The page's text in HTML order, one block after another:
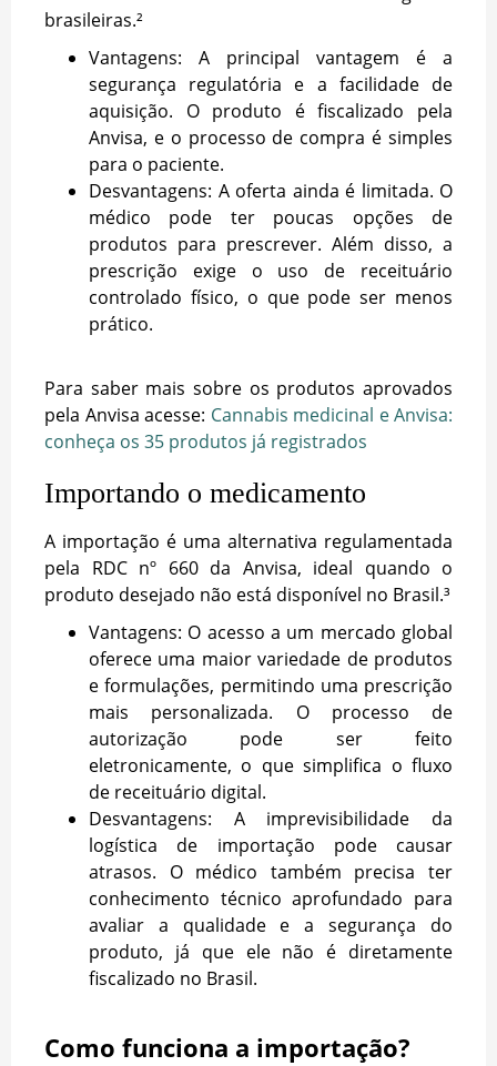
brasileiras.²
Vantagens: A principal vantagem é a
segurança regulatória e a facilidade de
aquisição. O produto é fiscalizado pela
Anvisa, e o processo de compra é simples
para o paciente.
Desvantagens: A oferta ainda é limitada. O
médico pode ter poucas opções de
produtos para prescrever. Além disso, a
prescrição exige o uso de receituário
controlado físico, o que pode ser menos
prático.
Para saber mais sobre os produtos aprovados
pela Anvisa acesse: Cannabis medicinal e Anvisa:
conheça os 35 produtos já registrados
Importando o medicamento
A importação é uma alternativa regulamentada
pela RDC nº 660 da Anvisa, ideal quando o
produto desejado não está disponível no Brasil.³
Vantagens: O acesso a um mercado global
oferece uma maior variedade de produtos
e formulações, permitindo uma prescrição
mais personalizada. O processo de
autorização pode ser feito
eletronicamente, o que simplifica o fluxo
de receituário digital.
Desvantagens: A imprevisibilidade da
logística de importação pode causar
atrasos. O médico também precisa ter
conhecimento técnico aprofundado para
avaliar a qualidade e a segurança do
produto, já que ele não é diretamente
fiscalizado no Brasil.
Como funciona a importação?